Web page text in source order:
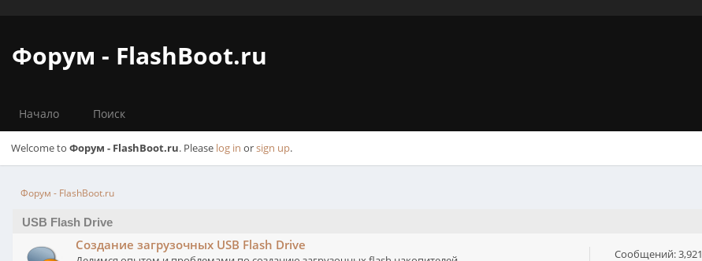
Форум - FlashBoot.ru
Начало Поиск
Welcome to Форум - FlashBoot.ru. Please log in orsign up.
Форум - FlashBoot.ru
USB Flash Drive
Создание загрузочных USB Flash Drive
Сообщений: 3,921